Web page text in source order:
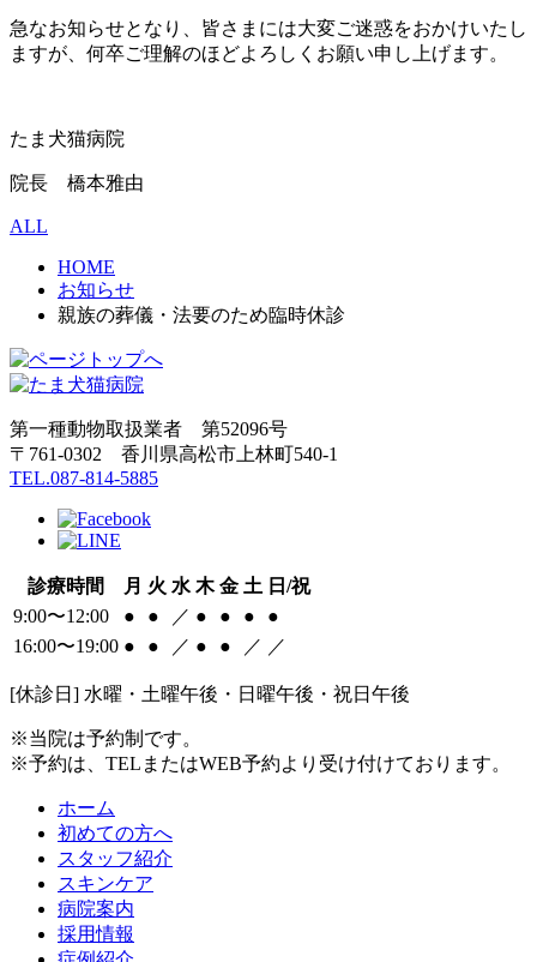
急なお知らせとなり、皆さまには大変ご迷惑をおかけいたし
ますが、何卒ご理解のほどよろしくお願い申し上げます。
たま犬猫病院
院長 橋本雅由
ALL
HOME
お知らせ
親族の葬儀・法要のため臨時休診
第一種動物取扱業者 第52096号
〒761-0302 香川県高松市上林町540-1
TEL.087-814-5885
診療時間 月 火 水 木 金 土 日/祝
9:00〜12:00
● ● ／ ● ● ●
●
16:00〜19:00 ● ● ／ ● ● ／ ／
[休診日] 水曜・土曜午後・日曜午後・祝日午後
※当院は予約制です。
※予約は、TELまたはWEB予約より受け付けております。
ホーム
初めての方へ
スタッフ紹介
スキンケア
病院案内
採用情報